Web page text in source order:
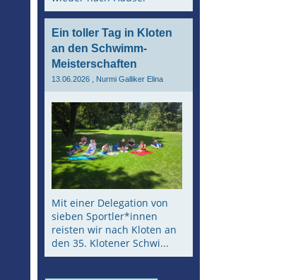
Ein toller Tag in Kloten
an den Schwimm-
Meisterschaften
13.06.2026 , Nurmi Galliker Elina
Mit einer Delegation von
sieben Sportler*innen
reisten wir nach Kloten an
den 35. Klotener Schwi...